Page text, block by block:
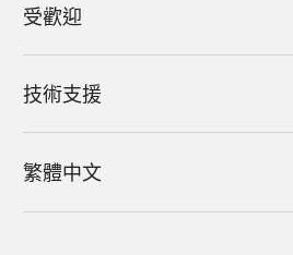
受歡迎
技術支援
繁體中文